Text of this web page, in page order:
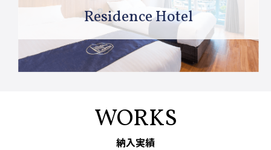
Residence Hotel
WORKS
納入実績